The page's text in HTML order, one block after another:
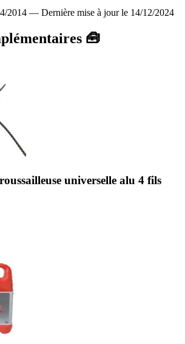
2014 — Dernière mise à jour le 14/12/2024
🧰
universelle alu 4 fils